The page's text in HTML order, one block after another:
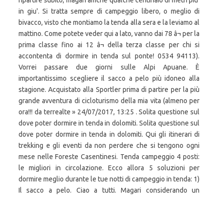
in giu'. Si tratta sempre di campeggio libero, o meglio di
bivacco, visto che montiamo la tenda alla sera e la leviamo al
mattino. Come potete veder qui a lato, vanno dai 78 â¬ per la
prima classe fino ai 12 â¬ della terza classe per chi si
accontenta di dormire in tenda sul ponte! 0534 94113).
Vorrei passare due giorni sulle Alpi Apuane. È
importantissimo scegliere il sacco a pelo più idoneo alla
stagione. Acquistato alla Sportler prima di partire per la più
grande avventura di cicloturismo della mia vita (almeno per
ora!!! da terrealte » 24/07/2017, 13:25 . Solita questione sul
dove poter dormire in tenda in dolomiti. Solita questione sul
dove poter dormire in tenda in dolomiti. Qui gli itinerari di
trekking e gli eventi da non perdere che si tengono ogni
mese nelle Foreste Casentinesi. Tenda campeggio 4 posti:
le migliori in circolazione. Ecco allora 5 soluzioni per
dormire meglio durante le tue notti di campeggio in tenda: 1)
Il sacco a pelo. Ciao a tutti. Magari considerando un